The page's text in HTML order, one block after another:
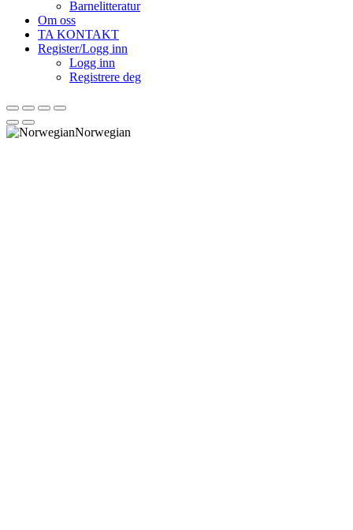
Barnelitteratur
Om oss
TA KONTAKT
Register/Logg inn
Logg inn
Registrere deg
Norwegian